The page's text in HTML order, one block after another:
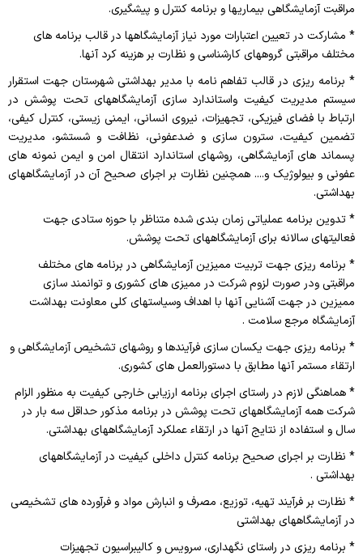
مراقبت آزمایشگاهی بیماریها و برنامه کنترل و پیشگیری.
* مشارکت در تعیین اعتبارات مورد نیاز آزمایشگاهها در قالب برنامه های
مختلف مراقبتی گروههای کارشناسی و نظارت بر هزینه کرد آنها.
* برنامه ریزی در قالب تفاهم نامه با مدیر بهداشتی شهرستان جهت استقرار
سیستم مدیریت کیفیت واستاندارد سازی آزمایشگاههای تحت پوشش در
ارتباط با فضای فیزیکی، تجهیزات، نیروی انسانی، ایمنی زیستی، کنترل کیفی،
تضمین کیفیت، سترون سازی و ضدعفونی، نظافت و شستشو، مدیریت
پسماند های آزمایشگاهی، روشهای استاندارد انتقال امن و ایمن نمونه های
عفونی و بیولوژیک و.... همچنین نظارت بر اجرای صحیح آن در آزمایشگاههای
بهداشتی.
* تدوین برنامه عملیاتی زمان بندی شده متناظر با حوزه ستادی جهت
فعالیتهای سالانه برای آزمایشگاههای تحت پوشش.
* برنامه ریزی جهت تربیت ممیزین آزمایشگاهی در برنامه های مختلف
مراقبتی ودر صورت لزوم شرکت در ممیزی های کشوری و توانمند سازی
ممیزین در جهت آشنایی آنها با اهداف وسیاستهای کلی معاونت بهداشت
آزمایشگاه مرجع سلامت .
* برنامه ریزی جهت یکسان سازی فرآیندها و روشهای تشخیص آزمایشگاهی و
ارتقاء مستمر آنها مطابق با دستورالعمل های کشوری.
* هماهنگی لازم در راستای اجرای برنامه ارزیابی خارجی کیفیت به منظور الزام
شرکت همه آزمایشگاههای تحت پوشش در برنامه مذکور حداقل سه بار در
سال و استفاده از نتایج آنها در ارتقاء عملکرد آزمایشگاههای بهداشتی.
* نظارت بر اجرای صحیح برنامه کنترل داخلی کیفیت در آزمایشگاههای
بهداشتی .
* نظارت بر فرآیند تهیه، توزیع، مصرف و انبارش مواد و فرآورده های تشخیصی
در آزمایشگاههای بهداشتی
* برنامه ریزی در راستای نگهداری، سرویس و کالیبراسیون تجهیزات